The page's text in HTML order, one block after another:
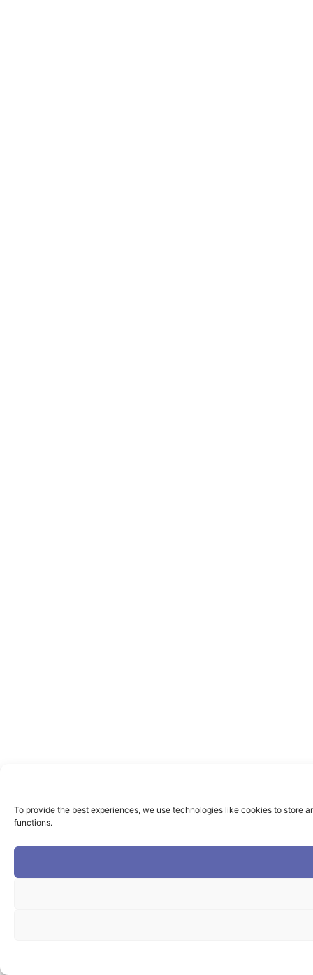
To provide the best experiences, we use technologies like cookies to store
functions.